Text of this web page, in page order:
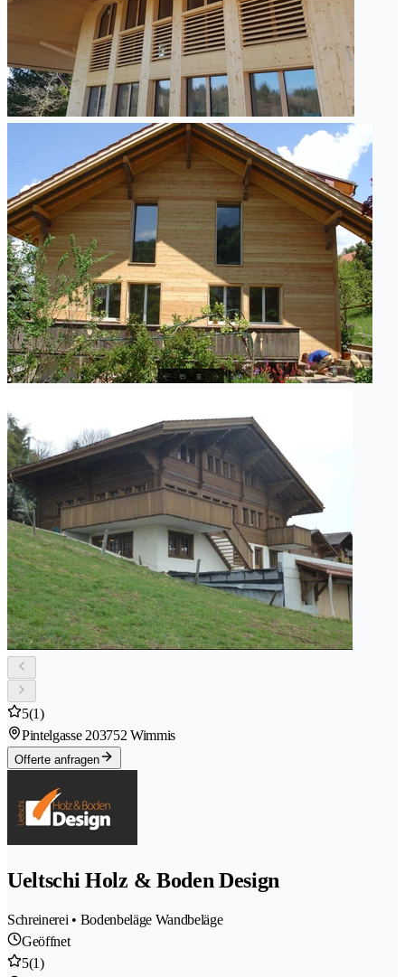
5(1)
Pintelgasse 203752 Wimmis
Offerte anfragen
Ueltschi Holz & Boden Design
Schreinerei • Bodenbeläge Wandbeläge
Geöffnet
5(1)